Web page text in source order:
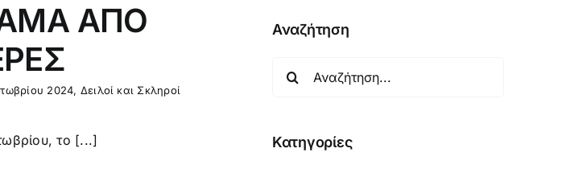
ΑΠΟ
2024, Δειλοί και Σκληροί
το [...]
Αναζήτηση
Κατηγορίες